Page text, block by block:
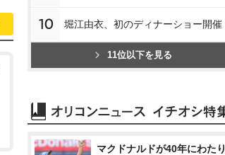
10 堀江由衣、初のディナーショー開催
11位以下を見る
マクドナルドが40年にわたり